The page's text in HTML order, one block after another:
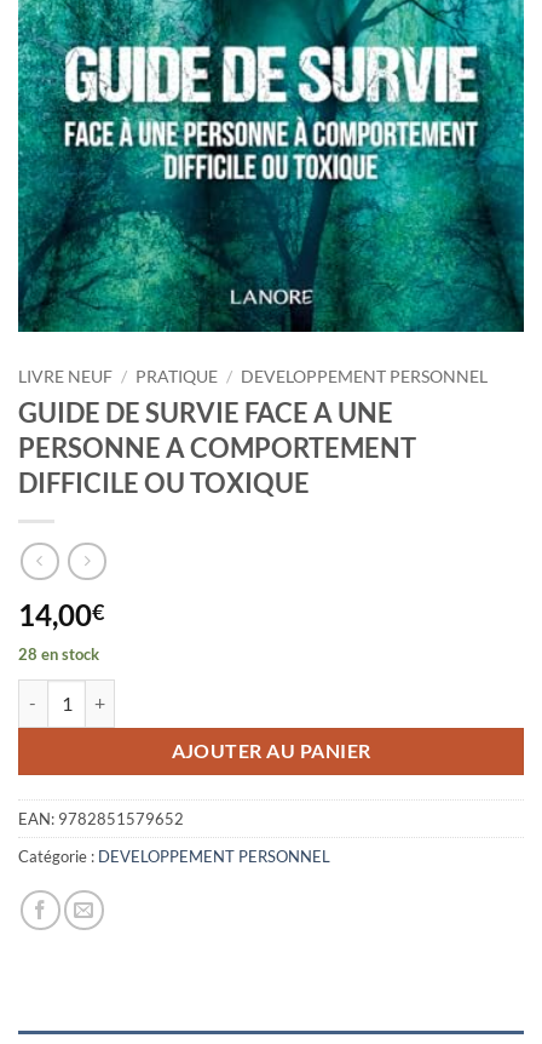
LIVRE NEUF / PRATIQUE / DEVELOPPEMENT PERSONNEL
GUIDE DE SURVIE FACE A UNE
PERSONNE A COMPORTEMENT
DIFFICILE OU TOXIQUE
14,00€
28 en stock
AJOUTER AU PANIER
EAN: 9782851579652
Catégorie : DEVELOPPEMENT PERSONNEL